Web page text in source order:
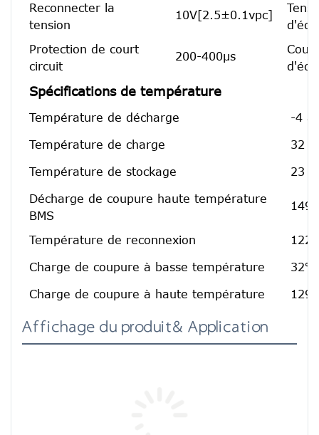
Reconnecter la
tension
10V[2.5±0.1vpc]
Protection de court
circuit
200-400μs
Spécifications de température
Température de décharge -4 à
Température de charge 32
Température de stockage 23
Décharge de coupure haute température
BMS
Température de reconnexion
Charge de coupure à basse température
Charge de coupure à haute température
Affichage du produit& Application